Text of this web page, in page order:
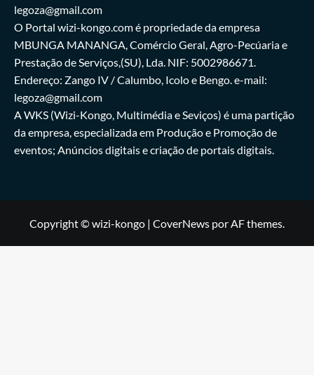
legoza@gmail.com
O Portal wizi-kongo.com é propriedade da empresa
MBUNGA MANANGA, Comércio Geral, Agro-Pecúaria e
Prestação de Serviços,(SU), Lda. NIF: 5002986671.
Endereço: Zango IV / Calumbo, Icolo e Bengo. e-mail:
legoza@gmail.com
A WKS (Wizi-Kongo, Multimédia e Seviços) é uma partição
da empresa, especializada em Produção e Promoção de
eventos; Anúncios digitais e criação de portais digitais.
Copyright © wizi-kongo | CoverNews por AF themes.